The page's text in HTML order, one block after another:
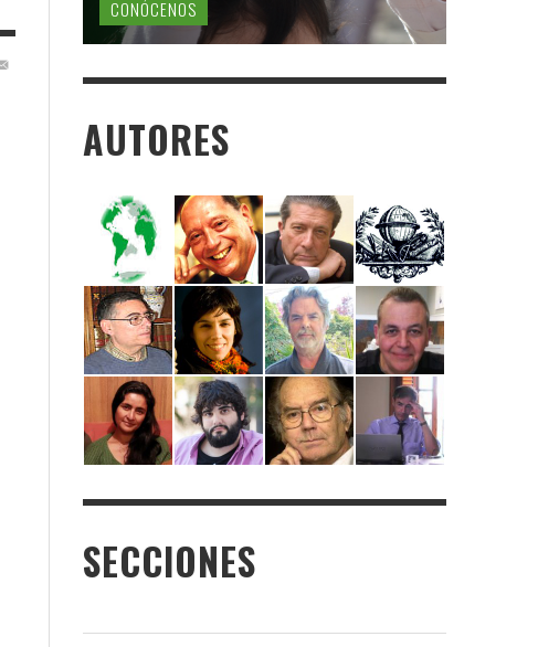
CONÓCENOS
AUTORES
SECCIONES